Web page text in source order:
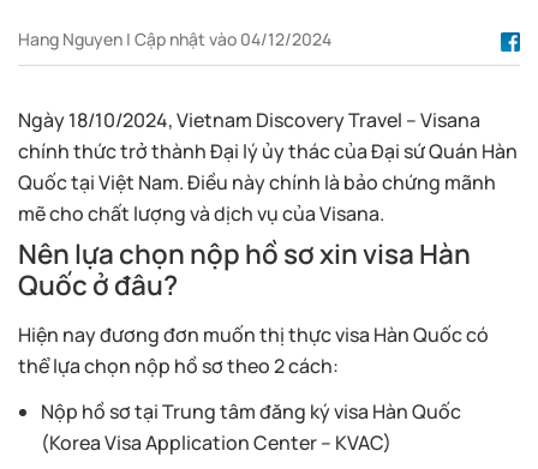
Hang Nguyen | Cập nhật vào 04/12/2024
Ngày 18/10/2024, Vietnam Discovery Travel – Visana
chính thức trở thành Đại lý ủy thác của Đại sứ Quán Hàn
Quốc tại Việt Nam. Điều này chính là bảo chứng mãnh
mẽ cho chất lượng và dịch vụ của Visana.
Nên lựa chọn nộp hồ sơ xin visa Hàn
Quốc ở đâu?
Hiện nay đương đơn muốn thị thực visa Hàn Quốc có
thể lựa chọn nộp hồ sơ theo 2 cách:
Nộp hồ sơ tại Trung tâm đăng ký visa Hàn Quốc
(Korea Visa Application Center – KVAC)